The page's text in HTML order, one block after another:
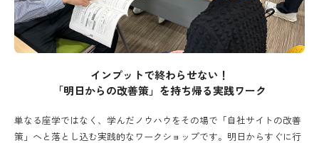
インプットで終わらせない！
「明日からの改善策」を持ち帰る実践ワーク
単なる座学ではなく、学んだノウハウをその場で「自社サイトの改善
策」へと落とし込む実践的なワークショップです。明日からすぐに行